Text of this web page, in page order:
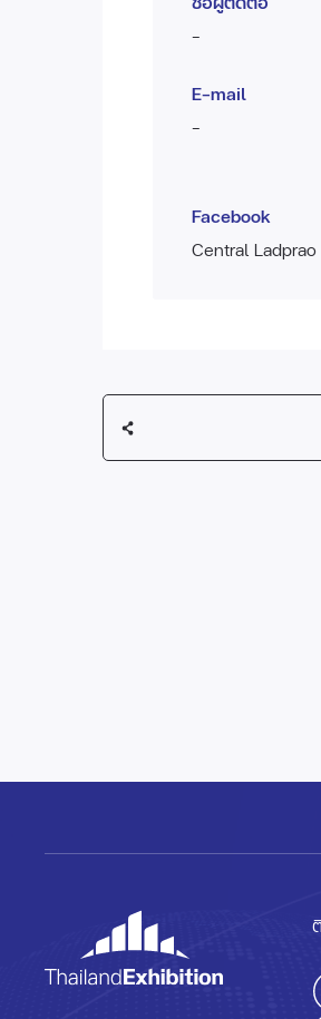
-
E-mail
-
Facebook
Central Ladprao